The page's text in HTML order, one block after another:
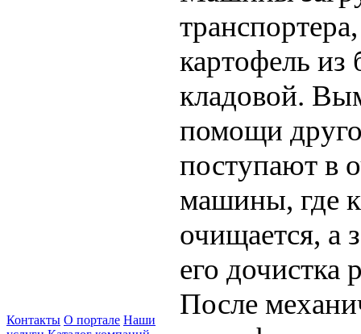
Контакты О портале Наши
картофель
кладовой.
помощи
поступают в
машины, где
очищается, а
его
После